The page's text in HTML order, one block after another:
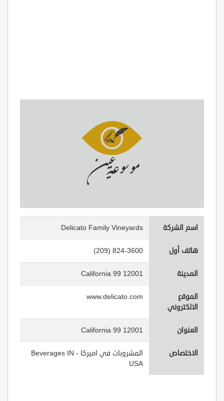
اسم الشركة Delicato Family Vineyards
هاتف أول (209) 824-3600
المدينة 12001 California 99
الموقع
الالكتروني
www.delicato.com
العنوان 12001 California 99
الاختصاص
المشروبات في اميركا - Beverages IN
USA